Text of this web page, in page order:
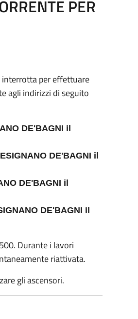
PER
interrotta per effettuare
agli indirizzi di seguito
DE'BAGNI il
DE'BAGNI il
DE'BAGNI il
DE'BAGNI il
Durante i lavori
riattivata.
gli ascensori.